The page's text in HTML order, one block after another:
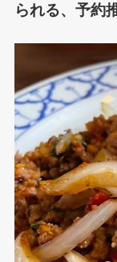
られる、予約